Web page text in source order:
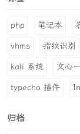
php 笔记本
vhms 指纹识别
kali 系统 文心
typecho 插件
归档